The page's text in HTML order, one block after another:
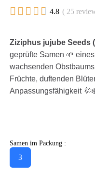
     4.8 ( 25
Ziziphus jujube Seeds
geprüfte Samen 🌱 eines
wachsenden
Früchte, duftenden
Anpassungsfähigkeit
Samen im Packung :
3